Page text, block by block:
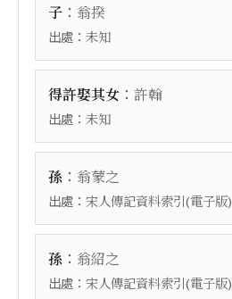
子 ： 翁揆
出處： 未知
得許娶其女 ： 許翰
出處： 未知
孫 ： 翁蒙之
出處： 宋人傳記資料索引(電子版)
孫 ： 翁紹之
出處： 宋人傳記資料索引(電子版)